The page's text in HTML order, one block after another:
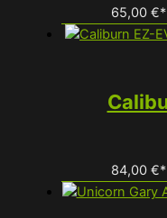
65,00 €*
84,00 €*